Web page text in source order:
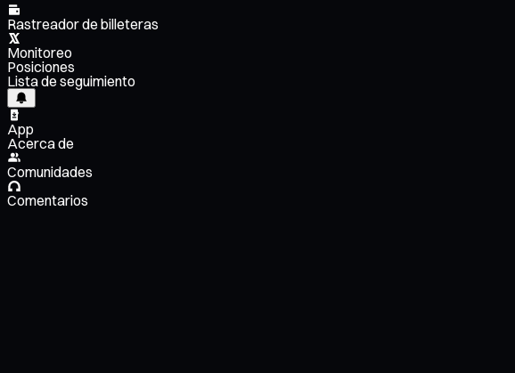
Rastreador de billeteras
Monitoreo
Posiciones
Lista de seguimiento
App
Acerca de
Comunidades
Comentarios